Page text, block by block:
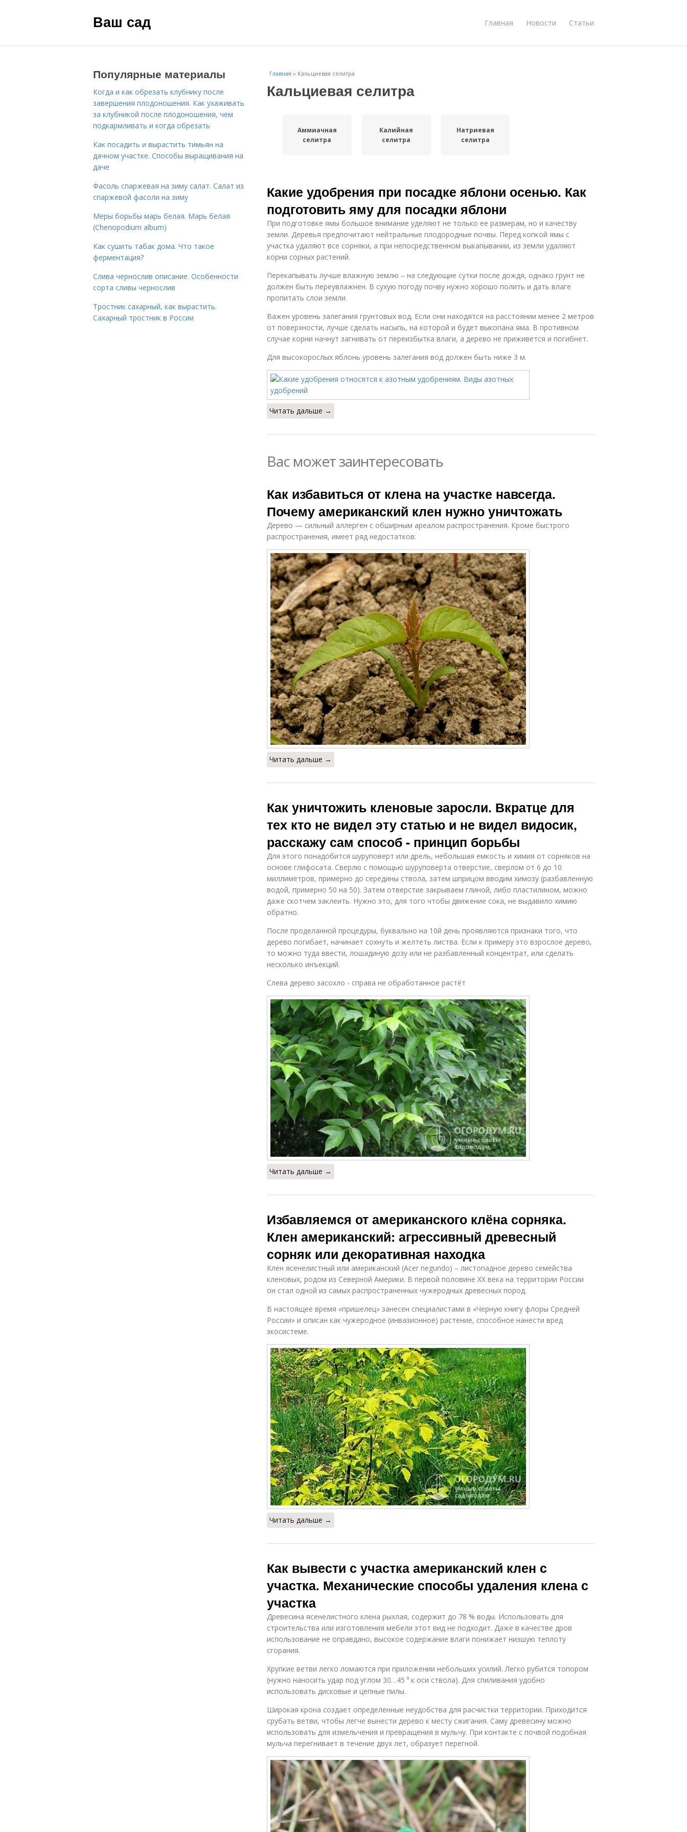
Ваш сад Главная Новости Статьи
Главная » Кальциевая селитра
Кальциевая селитра
Аммиачная
селитра
Калийная
селитра
Натриевая
селитра
Какие удобрения при посадке яблони осенью. Как
подготовить яму для посадки яблони
При подготовке ямы большое внимание уделяют не только ее размерам, но и качеству
земли. Деревья предпочитают нейтральные плодородные почвы. Перед копкой ямы с
участка удаляют все сорняки, а при непосредственном выкапывании, из земли удаляют
корни сорных растений.
Перекапывать лучше влажную землю – на следующие сутки после дождя, однако грунт не
должен быть переувлажнен. В сухую погоду почву нужно хорошо полить и дать влаге
пропитать слои земли.
Важен уровень залегания грунтовых вод. Если они находятся на расстоянии менее 2 метров
от поверхности, лучше сделать насыпь, на которой и будет выкопана яма. В противном
случае корни начнут загнивать от переизбытка влаги, а дерево не приживется и погибнет.
Для высокорослых яблонь уровень залегания вод должен быть ниже 3 м.
Читать дальше →
Вас может заинтересовать
Как избавиться от клена на участке навсегда.
Почему американский клен нужно уничтожать
Дерево — сильный аллерген с обширным ареалом распространения. Кроме быстрого
распространения, имеет ряд недостатков:
Читать дальше →
Как уничтожить кленовые заросли. Вкратце для
тех кто не видел эту статью и не видел видосик,
расскажу сам способ - принцип борьбы
Для этого понадобится шуруповерт или дрель, небольшая емкость и химия от сорняков на
основе глифосата. Сверлю с помощью шуруповерта отверстие, сверлом от 6 до 10
миллиметров, примерно до середины ствола, затем шприцом вводим химозу (разбавленную
водой, примерно 50 на 50). Затем отверстие закрываем глиной, либо пластилином, можно
даже скотчем заклеить. Нужно это, для того чтобы движение сока, не выдавило химию
обратно.
После проделанной процедуры, буквально на 10й день проявляются признаки того, что
дерево погибает, начинает сохнуть и желтеть листва. Если к примеру это взрослое дерево,
то можно туда ввести, лошадиную дозу или не разбавленный концентрат, или сделать
несколько инъекций.
Слева дерево засохло - справа не обработанное растёт
Читать дальше →
Избавляемся от американского клёна сорняка.
Клен американский: агрессивный древесный
сорняк или декоративная находка
Клен ясенелистный или американский (Acer negundo) – листопадное дерево семейства
кленовых, родом из Северной Америки. В первой половине XX века на территории России
он стал одной из самых распространенных чужеродных древесных пород.
В настоящее время «пришелец» занесен специалистами в «Черную книгу флоры Средней
России» и описан как чужеродное (инвазионное) растение, способное нанести вред
экосистеме.
Читать дальше →
Как вывести с участка американский клен с
участка. Механические способы удаления клена с
участка
Древесина ясенелистного клена рыхлая, содержит до 78 % воды. Использовать для
строительства или изготовления мебели этот вид не подходит. Даже в качестве дров
использование не оправдано, высокое содержание влаги понижает низшую теплоту
сгорания.
Хрупкие ветви легко ломаются при приложении небольших усилий. Легко рубится топором
(нужно наносить удар под углом 30…45 ⁰ к оси ствола). Для спиливания удобно
использовать дисковые и цепные пилы.
Широкая крона создает определенные неудобства для расчистки территории. Приходится
срубать ветви, чтобы легче вынести дерево к месту сжигания. Саму древесину можно
использовать для измельчения и превращения в мульчу. При контакте с почвой подобная
мульча перегнивает в течение двух лет, образует перегной.
Популярные материалы
Когда и как обрезать клубнику после
завершения плодоношения. Как ухаживать
за клубникой после плодоношения, чем
подкармливать и когда обрезать
Как посадить и вырастить тимьян на
дачном участке. Способы выращивания на
даче
Фасоль спаржевая на зиму салат. Салат из
спаржевой фасоли на зиму
Меры борьбы марь белая. Марь белая
(Chenopodium album)
Как сушить табак дома. Что такое
ферментация?
Слива чернослив описание. Особенности
сорта сливы чернослив
Тростник сахарный, как вырастить.
Сахарный тростник в России